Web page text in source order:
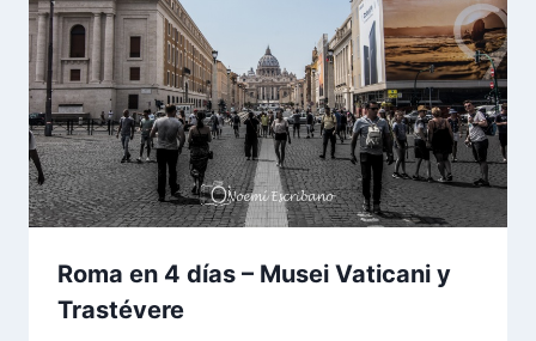
Roma en 4 días – Musei Vaticani y
Trastévere